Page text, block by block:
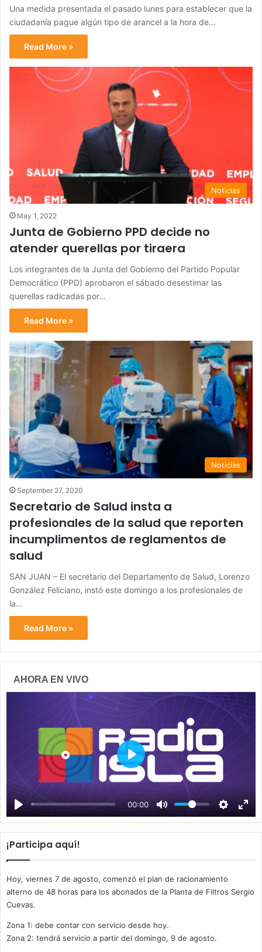
Una medida presentada el pasado lunes para establecer que la
ciudadanía pague algún tipo de arancel a la hora de…
Read More »
Noticias
May 1, 2022
Junta de Gobierno PPD decide no
atender querellas por tiraera
Los integrantes de la Junta del Gobierno del Partido Popular
Democrático (PPD) aprobaron el sábado desestimar las
querellas radicadas por…
Read More »
Noticias
September 27, 2020
Secretario de Salud insta a
profesionales de la salud que reporten
incumplimentos de reglamentos de
salud
SAN JUAN – El secretario del Departamento de Salud, Lorenzo
González Feliciano, instó este domingo a los profesionales de
la…
Read More »
AHORA EN VIVO
00:00
P
a
y
¡Participa aquí!
Hoy, viernes 7 de agosto, comenzó el plan de racionamiento
alterno de 48 horas para los abonados de la Planta de Filtros Sergio
Cuevas.
Zona 1: debe contar con servicio desde hoy.
Zona 2: tendrá servicio a partir del domingo, 9 de agosto.